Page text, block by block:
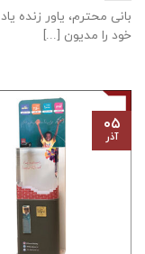
بانی محترم، یاور زنده
خود را مدیون [...]
۰۵
آذر